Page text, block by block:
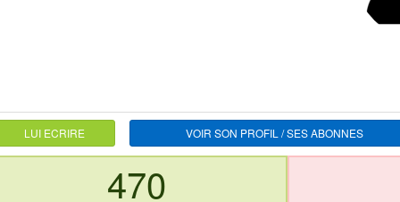
LUI ECRIRE VOIR SON PROFIL / SES ABONNES
470